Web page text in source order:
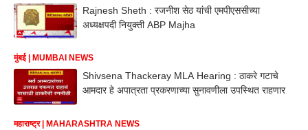
Rajnesh Sheth : रजनीश सेठ यांची एमपीएससीच्या
अध्यक्षपदी नियुक्ती ABP Majha
मुंबई | MUMBAI NEWS
Shivsena Thackeray MLA Hearing : ठाकरे गटाचे
आमदार हे अपात्रता प्रकरणाच्या सुनावणीला उपस्थित राहणार
महाराष्ट्र | MAHARASHTRA NEWS